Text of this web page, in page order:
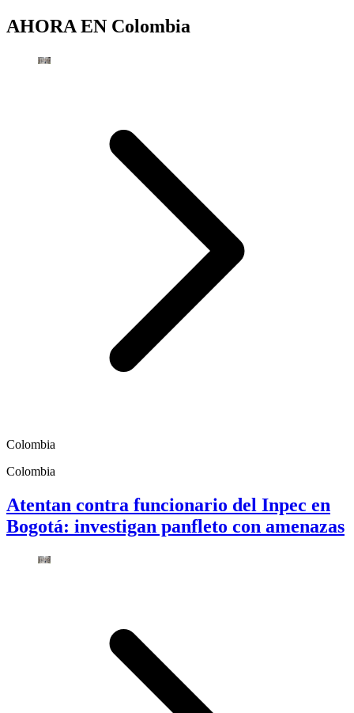
AHORA EN Colombia
Colombia
Colombia
Atentan contra funcionario del Inpec en
Bogotá: investigan panfleto con amenazas